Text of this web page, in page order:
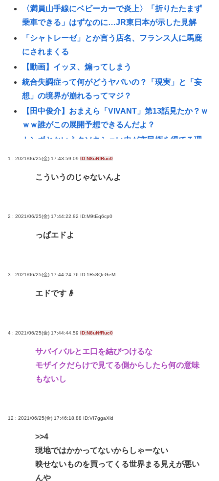
〈満員山手線にベビーカーで炎上〉「折りたたまず
乗車できる」はずなのに…JR東日本が示した見解
「シャトレーゼ」とか言う店名、フランス人に馬鹿
にされまくる
【動画】イッヌ、煽ってしまう
統合失調症って何がどうヤバいの？「現実」と「妄
想」の境界が崩れるってマジ？
【田中俊介】おまえら「VIVANT」第13話見たか？ｗ
ｗｗ誰がこの展開予想できるんだよ？
トンボとかいうクソキショい虫が市民権を得てる理
らもこれで勉強しよう！安倍晋三
令和の貝殻ビキニ、下品すぎる
買ってきてほしい「福島土産（お菓子）」ランキン
「海」 どっちが好きなの？
1 : 2021/06/25(金) 17:43:59.09 ID:N8uNfRuc0
こういうのじゃないんよ
2 : 2021/06/25(金) 17:44:22.82 ID:M9tEq6cp0
っぱエドよ
3 : 2021/06/25(金) 17:44:24.76 ID:1Rs8QcGeM
エドです👴
4 : 2021/06/25(金) 17:44:44.59 ID:N8uNfRuc0
サバイバルとエ口を結びつけるな
モザイクだらけで見てる側からしたら何の意味
もないし
12 : 2021/06/25(金) 17:46:18.88 ID:VI7ggaXld
>>4
現地ではかかってないからしゃーない
映せないものを買ってくる世界まる見えが悪い
んや